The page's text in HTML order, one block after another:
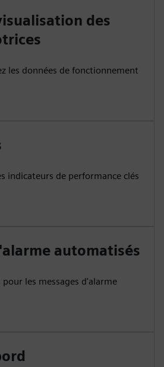
des
les données de fonctionnement
indicateurs de performance clés
automatisés
pour les messages d'alarme